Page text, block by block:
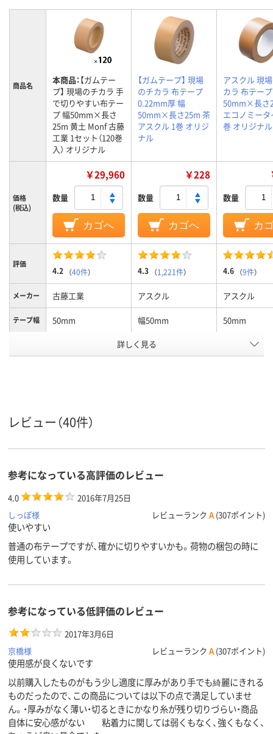
商品名 本商品：【ガムテー
プ】 現場のチカラ 手
で切りやすい布テー
プ 幅50mm×長さ
25m 黄土 Monf 古藤
工業 1セット（120巻
入） オリジナル
【ガムテープ】 現場
のチカラ 布テープ
0.22mm厚 幅
50mm×長さ25m 茶
アスクル 1巻 オリジ
ナル
アスクル 現
カラ 布テー
50mm×長
エコノミータ
巻 オリジナル
価格
(税込)
￥29,960
数量
カゴへ
￥228
数量
カゴへ
数量
カ
評価
4.2 （40件） 4.3 （1,221件） 4.6 （9件）
メーカー 古藤工業 アスクル アスクル
テープ幅 50mm 幅50mm 50mm
ブラウン系 ブラウン系
スコア
25 10 10
詳しく見る
レビュー（40件）
参考になっている高評価のレビュー
4.0
2016年7月25日
しっぽ様
レビューランク A (307ポイント)
使いやすい
普通の布テープですが、確かに切りやすいかも。荷物の梱包の時に
使用しています。
参考になっている低評価のレビュー
2017年3月6日
京橋様
レビューランク A (307ポイント)
使用感が良くないです
以前購入したものがもう少し適度に厚みがあり手でも綺麗にきれる
ものだったので、この商品については以下の点で満足していませ
ん。・厚みがなく薄い・切るときにかなり糸が残り切りづらい・商品
自体に安心感がない 粘着力に関しては弱くもなく、強くもなく、